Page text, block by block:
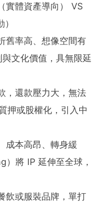
實體資產導向） VS
舊率高、想像空間有
文化價值，具無限延
，還款壓力大，無法
押或股權化，引入中
成本高昂、轉身緩
將 IP 延伸至全球，
飲或服裝品牌，單打